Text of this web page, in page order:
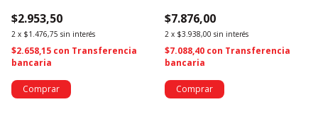
$2.953,50
2 x $1.476,75 sin interés
$2.658,15 con Transferencia
bancaria
$7.876,00
2 x $3.938,00 sin interés
$7.088,40 con Transferencia
bancaria